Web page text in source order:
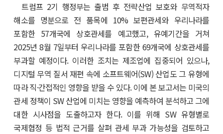
트럼프 2기 행정부는 출범 후 전략산업 보호와 무역적자
해소를 명분으로 전 품목에 10% 보편관세와 우리나라를
포함한 57개국에 상호관세를 예고했고, 유예기간을 거쳐
2025년 8월 7일부터 우리나라를 포함한 69개국에 상호관세를
부과할 예정이다. 이러한 조치는 제조업에 집중되어 있으나,
디지털 무역 질서 재편 속에 소프트웨어(SW) 산업도 그 유형에
따라 직·간접적인 영향을 받을 수 있다. 이에 본 보고서는 미국의
관세 정책이 SW 산업에 미치는 영향을 예측하여 분석하고 그에
대한 시사점을 도출하고자 한다. 이를 위해 SW 유형별로
국제협정 등 법적 근거를 살펴 관세 부과 가능성을 검토하고